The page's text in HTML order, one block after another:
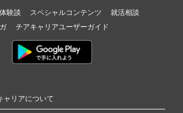
験談 スペシャルコンテンツ
就活相談
チアキャリアユーザーガイド
ャリアについて